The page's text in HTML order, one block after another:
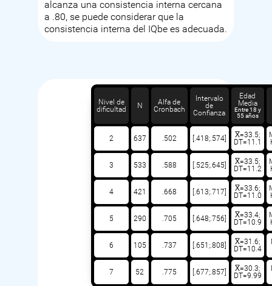
alcanza una consistencia interna cercana
a .80, se puede considerar que la
consistencia interna del IQbe es adecuada.
Nivel de
dificultad
N
Alfa de
Cronbach
Intervalo
de
Confianza
Edad
Media
Entre 18 y
55 años
2 637 .502 [.418;.574]
X̅=33.5;
DT=11.1
3 533 .588 [.525;.645]
X̅=33.5;
DT=11.2
4 421 .668 [.613;.717]
X̅=33.6;
DT=11.0
5 290 .705 [.648;.756]
X̅=33.4;
DT=10.9
6 105 .737 [.651;.808]
X̅=31.6;
DT=10.4
7 52 .775 [.677;.857]
X̅=30.3;
DT=9.99